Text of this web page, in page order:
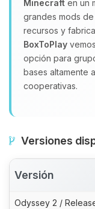
Minecraft en un
grandes mods
recursos y
BoxToPlay
opción para
bases altamente
cooperativas.
Versiones
Versión
Odyssey 2 /